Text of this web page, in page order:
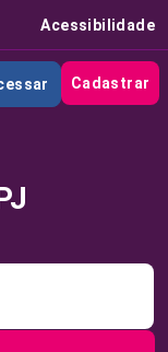
Acessibilidade
Cadastrar